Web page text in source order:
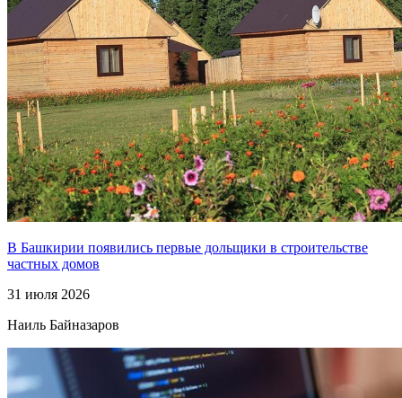
В Башкирии появились первые дольщики в строительстве
частных домов
31 июля 2026
Наиль Байназаров